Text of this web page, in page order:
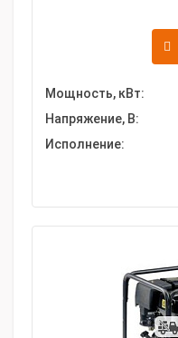
Мощность, кВт:
Напряжение, В:
Исполнение: